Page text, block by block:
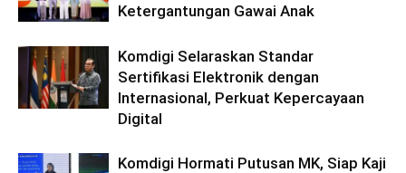
Ketergantungan Gawai Anak
Komdigi Selaraskan Standar
Sertifikasi Elektronik dengan
Internasional, Perkuat Kepercayaan
Digital
Komdigi Hormati Putusan MK, Siap Kaji